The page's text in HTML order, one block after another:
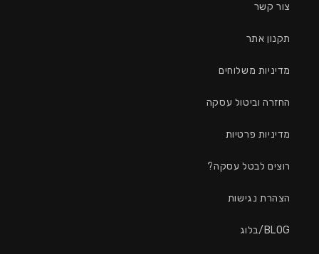
צור קשר
תקנון אתר
מדיניות משלוחים
החזרה וביטול עסקה
מדיניות פרטיות
רוצים לבטל עסקה?
הצהרת נגישות
BLOG/בלוג